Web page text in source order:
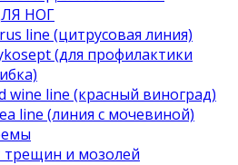
НОГ
line (цитрусовая линия)
(для профилактики
wine line (красный виноград)
line (линия с мочевиной)
трещин и мозолей